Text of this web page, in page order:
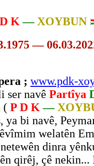
K— XOYBUN
—
; www.pdk-
ser navê Partîya
( P D K—
ya bi navê,
welatên
dinra
qirêj, çê nekin...